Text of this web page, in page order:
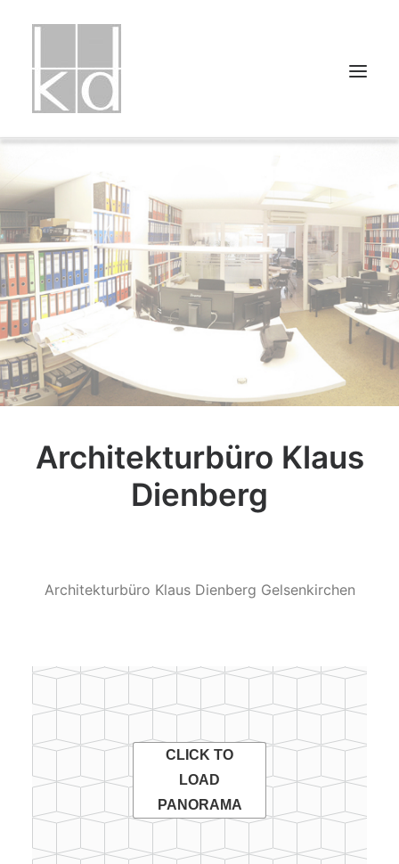
HOME
PROJEKTLISTE
PROJEKTUNTERTEILUNGEN
ÜBER UNS
PRESSE
KONTAKT
IMPRESSUM
DATENSCHUTZ
Architekturbüro Klaus
Dienberg
Architekturbüro Klaus Dienberg Gelsenkirchen
CLICK TO
LOAD
PANORAMA